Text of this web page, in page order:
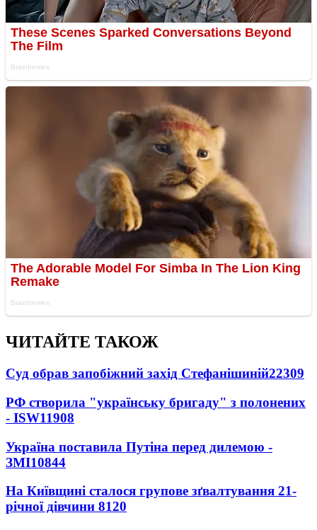
ЧИТАЙТЕ ТАКОЖ
Суд обрав запобіжний захід Стефанішиній22309
РФ створила "українську бригаду" з полонених
- ISW11908
Україна поставила Путіна перед дилемою -
ЗМІ10844
На Київщині сталося групове зґвалтування 21-
річної дівчини 8120